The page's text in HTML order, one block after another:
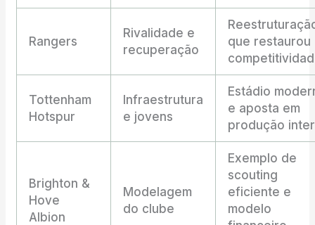
Rangers
Rivalidade e
recuperação
que restaurou
Tottenham
Hotspur
Infraestrutura
e jovens
Estádio
e aposta em
produção
Brighton &
Hove
Albion
Modelagem
do clube
Exemplo de
scouting
eficiente e
modelo